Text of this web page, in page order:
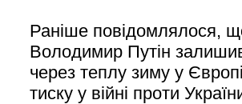
Раніше повідомлялося,
Володимир Путін
через теплу зиму у
тиску у війні проти